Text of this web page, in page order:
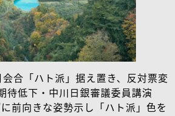
合「ハト派」据え置き、反対票変
待低下・中川日銀審議委員講演
前向きな姿勢示し「ハト派」色を